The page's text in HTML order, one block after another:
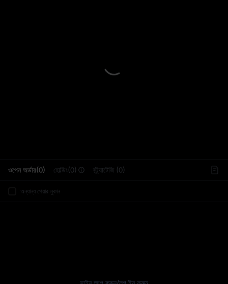
ওপেন অর্ডার(0) হোল্ডিং(0) স্ট্র্যাটেজি (0)
অন্যান্য পেয়ার লুকান